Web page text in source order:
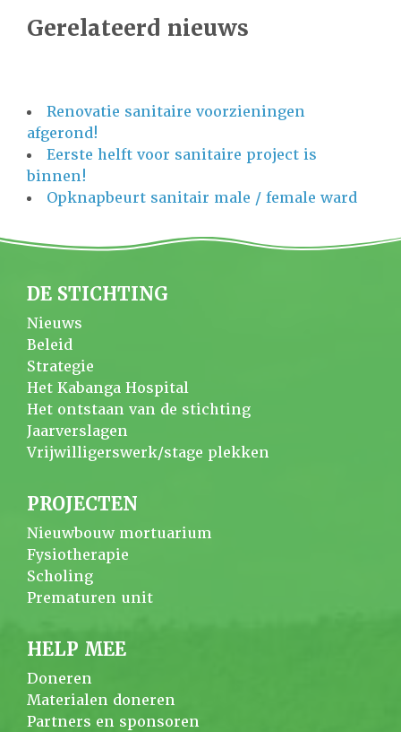
Gerelateerd nieuws
Renovatie sanitaire voorzieningen
afgerond!
Eerste helft voor sanitaire project is
binnen!
Opknapbeurt sanitair male / female ward
DE STICHTING
Nieuws
Beleid
Strategie
Het Kabanga Hospital
Het ontstaan van de stichting
Jaarverslagen
Vrijwilligerswerk/stage plekken
PROJECTEN
Nieuwbouw mortuarium
Fysiotherapie
Scholing
Prematuren unit
HELP MEE
Doneren
Materialen doneren
Partners en sponsoren